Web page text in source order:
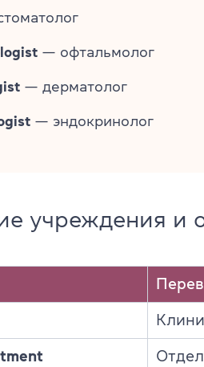
— офтальмолог
— дерматолог
— эндокринолог
учреждения и